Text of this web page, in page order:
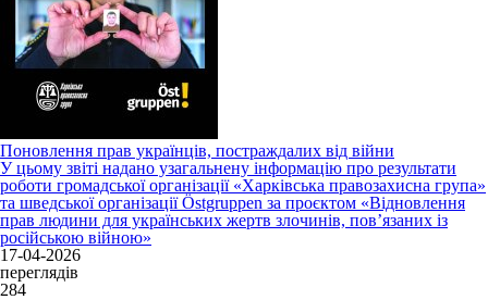
Поновлення прав українців, постраждалих від війни
У цьому звіті надано узагальнену інформацію про результати
роботи громадської організації «Харківська правозахисна група»
та шведської організації Östgruppen за проєктом «Відновлення
прав людини для українських жертв злочинів, пов’язаних із
російською війною»
17-04-2026
переглядів
284